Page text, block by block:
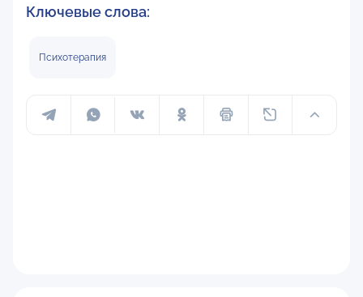
Ключевые слова:
Психотерапия